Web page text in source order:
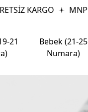
KARGO MNPC
21
Bebek (21-25
Numara)